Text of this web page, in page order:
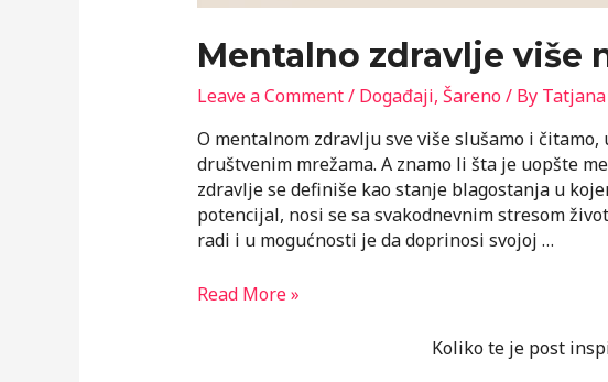
Mentalno zdravlje više
Leave a Comment/ Događaji, Šareno/ By
O mentalnom zdravlju sve više slušamo i
društvenim mrežama. A znamo li šta je uopšte
zdravlje se definiše kao stanje blagostanja u
potencijal, nosi se sa svakodnevnim stresom
radi i u mogućnosti je da doprinosi svojoj …
Mentalno
Read More »
Koliko te je post